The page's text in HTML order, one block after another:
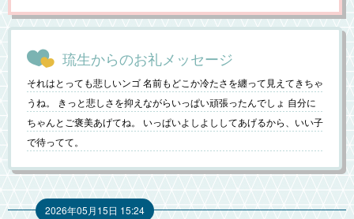
琉生からのお礼メッセージ
それはとっても悲しいンゴ 名前もどこか冷たさを纏って見えてきちゃ
うね。 きっと悲しさを抑えながらいっぱい頑張ったんでしょ 自分に
ちゃんとご褒美あげてね。 いっぱいよしよししてあげるから、いい子
で待ってて。
2026年05月15日 15:24